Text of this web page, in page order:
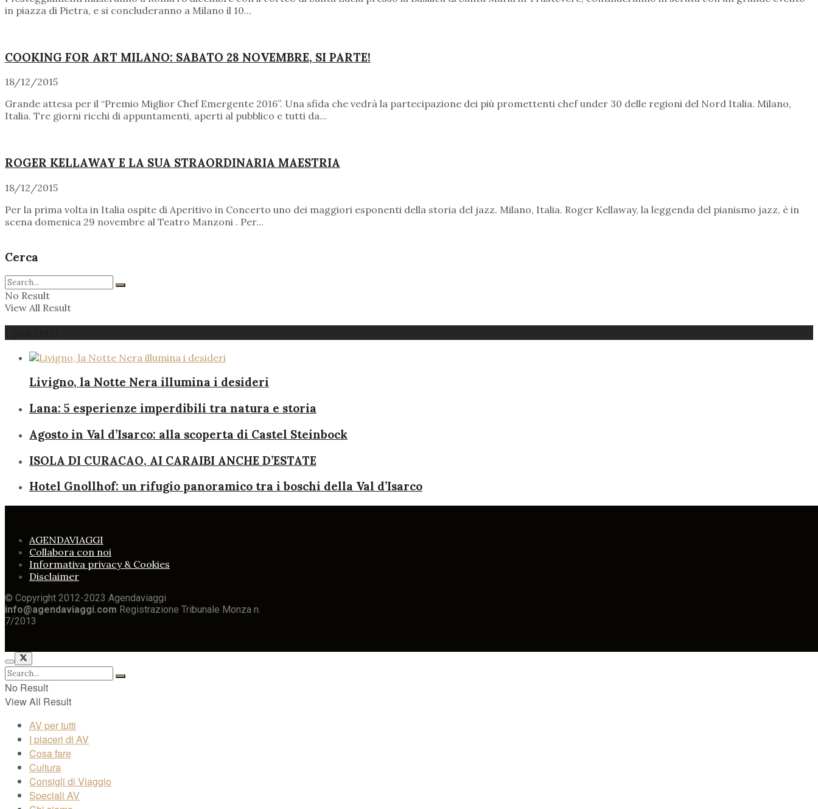
in piazza di Pietra, e si concluderanno a Milano il 10...
COOKING FOR ART MILANO: SABATO 28 NOVEMBRE, SI PARTE!
18/12/2015
Grande attesa per il “Premio Miglior Chef Emergente 2016”. Una sfida che vedrà la partecipazione dei più promettenti chef under 30 delle regioni del Nord Italia. Milano,
Italia. Tre giorni ricchi di appuntamenti, aperti al pubblico e tutti da...
ROGER KELLAWAY E LA SUA STRAORDINARIA MAESTRIA
18/12/2015
Per la prima volta in Italia ospite di Aperitivo in Concerto uno dei maggiori esponenti della storia del jazz. Milano, Italia. Roger Kellaway, la leggenda del pianismo jazz, è in
scena domenica 29 novembre al Teatro Manzoni . Per...
Cerca
No Result
View All Result
Livigno, la Notte Nera illumina i desideri
Lana: 5 esperienze imperdibili tra natura e storia
Agosto in Val d’Isarco: alla scoperta di Castel Steinbock
ISOLA DI CURACAO, AI CARAIBI ANCHE D’ESTATE
Hotel Gnollhof: un rifugio panoramico tra i boschi della Val d’Isarco
AGENDAVIAGGI
Collabora con noi
Informativa privacy & Cookies
Disclaimer
© Copyright 2012-2023 Agendaviaggi
info@agendaviaggi.com Registrazione Tribunale Monza n.
7/2013
No Result
View All Result
AV per tutti
I piaceri di AV
Cosa fare
Cultura
Consigli di Viaggio
Speciali AV